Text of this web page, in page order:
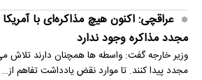
عراقچی: اکنون هیچ مذاکره‌ای با
مجدد مذاکره وجود ندارد
وزیر خارجه گفت: واسطه ها همچنان دارند تلاش
مجدد پیدا کنند. تا موارد نقض یادداشت تفاهم از…